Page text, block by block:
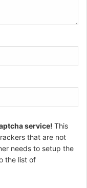
service! This
that are not
needs to setup the
the list of